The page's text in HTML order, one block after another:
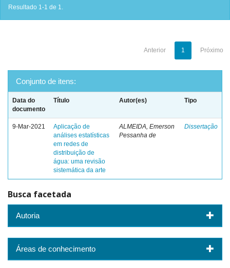
Resultado 1-1 de 1.
Anterior 1 Próximo
Conjunto de itens:
Data do
documento
Título Autor(es) Tipo
9-Mar-2021
Aplicação de
análises estatísticas
em redes de
distribuição de
água: uma revisão
sistemática da arte
ALMEIDA, Emerson
Pessanha de
Dissertação
Busca facetada
Autoria
Áreas de conhecimento